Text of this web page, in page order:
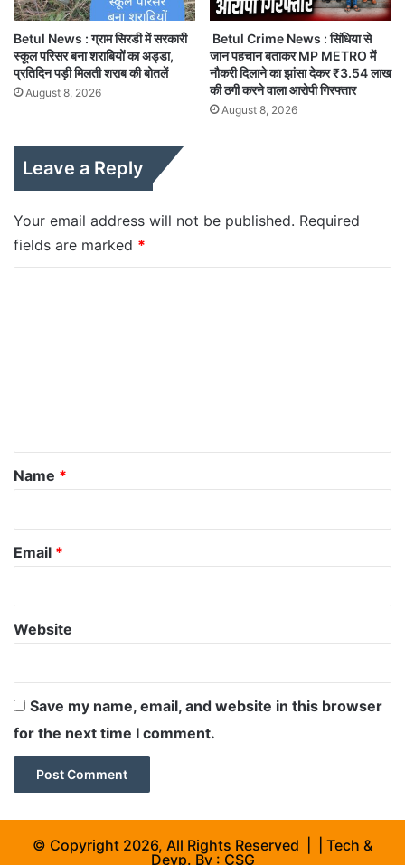
Betul News : ग्राम सिरडी में सरकारी
स्कूल परिसर बना शराबियों का अड्डा,
प्रतिदिन पड़ी मिलती शराब की बोतलें
August 8, 2026
Betul Crime News : सिंधिया से
जान पहचान बताकर MP METRO में
नौकरी दिलाने का झांसा देकर ₹3.54 लाख
की ठगी करने वाला आरोपी गिरफ्तार
August 8, 2026
Leave a Reply
Your email address will not be published. Required
fields are marked *
*
Name *
Email *
Website
Save my name, email, and website in this browser
for the next time I comment.
© Copyright 2026, All Rights Reserved | | Tech &
Devp. By : CSG